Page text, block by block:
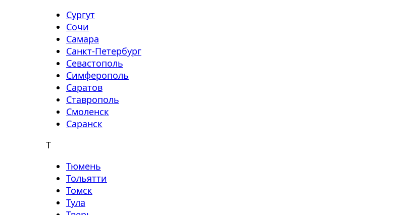
Сургут
Сочи
Самара
Санкт-Петербург
Севастополь
Симферополь
Саратов
Ставрополь
Смоленск
Саранск
Т
Тюмень
Тольятти
Томск
Тула